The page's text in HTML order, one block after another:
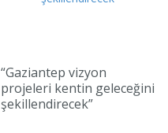
“Gaziantep vizyon
projeleri kentin geleceğini
şekillendirecek”